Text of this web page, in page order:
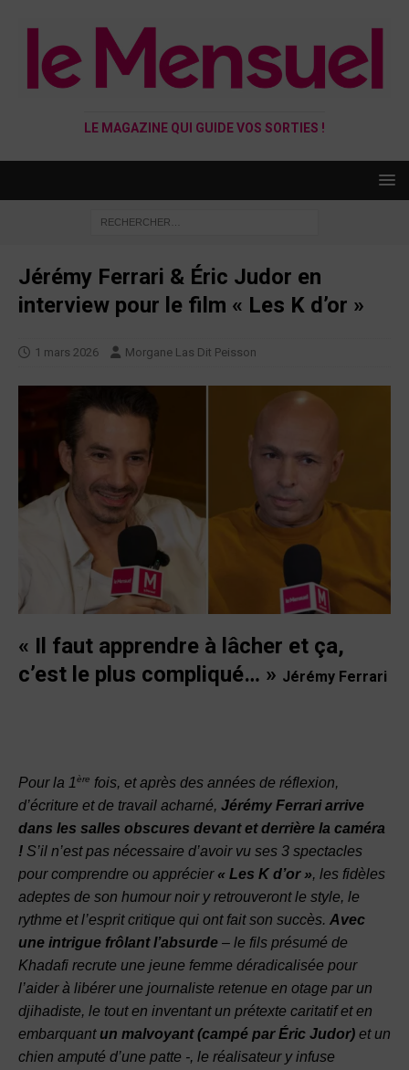
LE MAGAZINE QUI GUIDE VOS SORTIES !
Jérémy Ferrari & Éric Judor en
interview pour le film « Les K d’or »
1 mars 2026 Morgane Las Dit Peisson
« Il faut apprendre à lâcher et ça,
c’est le plus compliqué… » Jérémy Ferrari
Pour la 1ère fois, et après des années de réflexion,
d’écriture et de travail acharné, Jérémy Ferrari arrive
dans les salles obscures devant et derrière la caméra
! S’il n’est pas nécessaire d’avoir vu ses 3 spectacles
pour comprendre ou apprécier « Les K d’or », les fidèles
adeptes de son humour noir y retrouveront le style, le
rythme et l’esprit critique qui ont fait son succès. Avec
une intrigue frôlant l’absurde – le fils présumé de
Khadafi recrute une jeune femme déradicalisée pour
l’aider à libérer une journaliste retenue en otage par un
djihadiste, le tout en inventant un prétexte caritatif et en
embarquant un malvoyant (campé par Éric Judor) et un
chien amputé d’une patte -, le réalisateur y infuse